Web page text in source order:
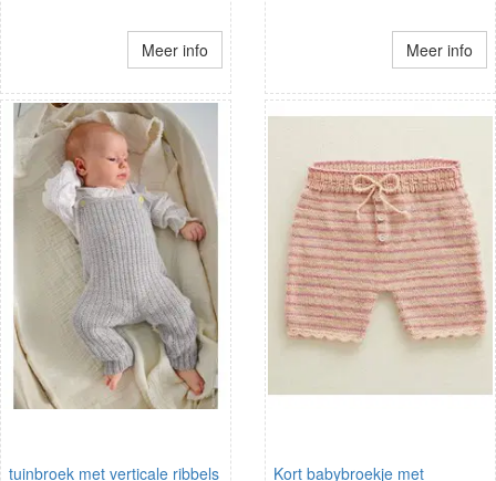
Meer info Meer info
tuinbroek met verticale ribbels
Kort babybroekje met